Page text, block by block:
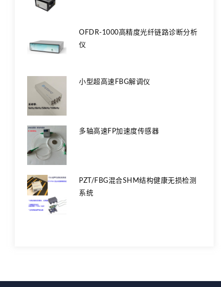
OFDR-1000高精度光纤链路诊断分析
仪
小型超高速FBG解调仪
多轴高速FP加速度传感器
PZT/FBG混合SHM结构健康无损检测
系统